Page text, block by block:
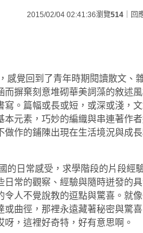
2015/02/04 02:41:36瀏覽514 ｜回
感覺回到了青年時期閱讀散文、
摒棄刻意堆砌華美詞藻的敘述
。篇幅或長或短，或深或淺，
元素，巧妙的編織與串連著作
作的鋪陳出現在生活境況與成
的日常感受，求學階段的片段經
日常的觀察、經驗與隨時迸發的
人不覺說教的逗點與驚喜。就
或曲徑，那裡永遠藏著秘密與驚
，這裡好奇特，好有意思啊。